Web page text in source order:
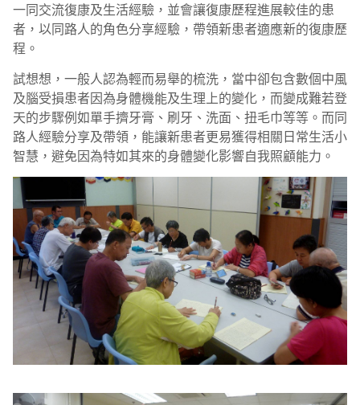
一同交流復康及生活經驗，並會讓復康歷程進展較佳的患
者，以同路人的角色分享經驗，帶領新患者適應新的復康歷
程。
試想想，一般人認為輕而易舉的梳洗，當中卻包含數個中風
及腦受損患者因為身體機能及生理上的變化，而變成難若登
天的步驟例如單手擠牙膏、刷牙、洗面、扭毛巾等等。而同
路人經驗分享及帶領，能讓新患者更易獲得相關日常生活小
智慧，避免因為特如其來的身體變化影響自我照顧能力。